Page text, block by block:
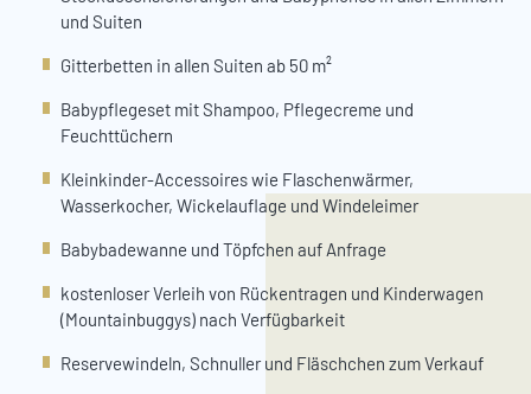
und Suiten
Gitterbetten in allen Suiten ab 50 m²
Babypflegeset mit Shampoo, Pflegecreme und
Feuchttüchern
Kleinkinder-Accessoires wie Flaschenwärmer,
Wasserkocher, Wickelauflage und Windeleimer
Babybadewanne und Töpfchen auf Anfrage
kostenloser Verleih von Rückentragen und Kinderwagen
(Mountainbuggys) nach Verfügbarkeit
Reservewindeln, Schnuller und Fläschchen zum Verkauf